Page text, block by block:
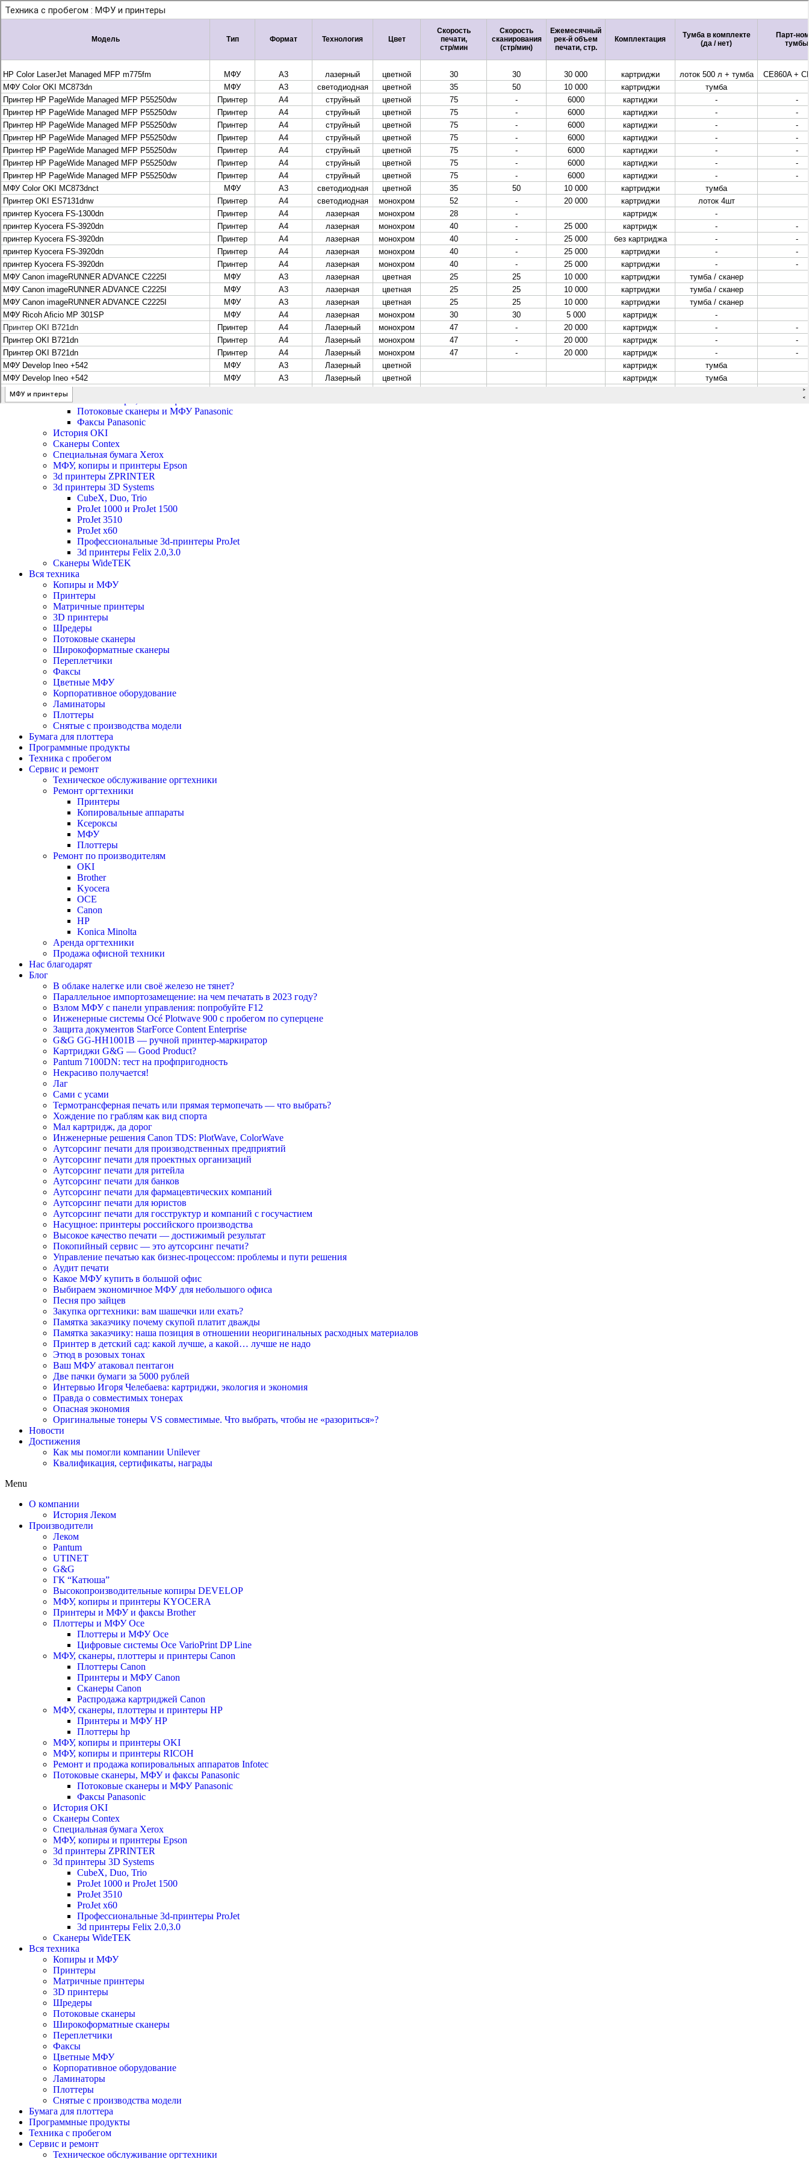
Рассчитать и заказать
Рассчитать и заказать
О компании
История Леком
Производители
Леком
Pantum
UTINET
G&G
ГК “Катюша”
Высокопроизводительные копиры DEVELOP
МФУ, копиры и принтеры KYOCERA
Принтеры и МФУ и факсы Brother
Плоттеры и МФУ Oce
Плоттеры и МФУ Oce
Цифровые системы Oce VarioPrint DP Line
МФУ, сканеры, плоттеры и принтеры Canon
Плоттеры Canon
Принтеры и МФУ Canon
Сканеры Canon
Распродажа картриджей Canon
МФУ, сканеры, плоттеры и принтеры HP
Принтеры и МФУ HP
Плоттеры hp
МФУ, копиры и принтеры OKI
МФУ, копиры и принтеры RICOH
Ремонт и продажа копировальных аппаратов Infotec
Потоковые сканеры, МФУ и факсы Panasonic
Потоковые сканеры и МФУ Panasonic
Факсы Panasonic
История OKI
Сканеры Contex
Специальная бумага Xerox
МФУ, копиры и принтеры Epson
3d принтеры ZPRINTER
3d принтеры 3D Systems
CubeX, Duo, Trio
ProJet 1000 и ProJet 1500
ProJet 3510
ProJet x60
Профессиональные 3d-принтеры ProJet
3d принтеры Felix 2.0,3.0
Сканеры WideTEK
Вся техника
Копиры и МФУ
Принтеры
Матричные принтеры
3D принтеры
Шредеры
Потоковые сканеры
Широкоформатные сканеры
Переплетчики
Факсы
Цветные МФУ
Корпоративное оборудование
Ламинаторы
Плоттеры
Снятые с производства модели
Бумага для плоттера
Программные продукты
Техника с пробегом
Сервис и ремонт
Техническое обслуживание оргтехники
Ремонт оргтехники
Принтеры
Копировальные аппараты
Ксероксы
МФУ
Плоттеры
Ремонт по производителям
OKI
Brother
Kyocera
OCE
Canon
HP
Konica Minolta
Аренда оргтехники
Продажа офисной техники
Нас благодарят
Блог
В облаке налегке или своё железо не тянет?
Параллельное импортозамещение: на чем печатать в 2023 году?
Взлом МФУ с панели управления: попробуйте F12
Инженерные системы Océ Plotwave 900 с пробегом по суперцене
Защита документов StarForce Content Enterprise
G&G GG-HH1001B — ручной принтер-маркиратор
Картриджи G&G — Good Product?
Pantum 7100DN: тест на профпригодность
Некрасиво получается!
Лаг
Сами с усами
Термотрансферная печать или прямая термопечать — что выбрать?
Хождение по граблям как вид спорта
Мал картридж, да дорог
Инженерные решения Canon TDS: PlotWave, ColorWave
Аутсорсинг печати для производственных предприятий
Аутсорсинг печати для проектных организаций
Аутсорсинг печати для ритейла
Аутсорсинг печати для банков
Аутсорсинг печати для фармацевтических компаний
Аутсорсинг печати для юристов
Аутсорсинг печати для госструктур и компаний с госучастием
Насущное: принтеры российского производства
Высокое качество печати — достижимый результат
Покопийный сервис — это аутсорсинг печати?
Управление печатью как бизнес-процессом: проблемы и пути решения
Аудит печати
Какое МФУ купить в большой офис
Выбираем экономичное МФУ для небольшого офиса
Песня про зайцев
Закупка оргтехники: вам шашечки или ехать?
Памятка заказчику почему скупой платит дважды
Памятка заказчику: наша позиция в отношении неоригинальных расходных материалов
Принтер в детский сад: какой лучше, а какой… лучше не надо
Этюд в розовых тонах
Ваш МФУ атаковал пентагон
Две пачки бумаги за 5000 рублей
Интервью Игоря Челебаева: картриджи, экология и экономия
Правда о совместимых тонерах
Опасная экономия
Оригинальные тонеры VS совместимые. Что выбрать, чтобы не «разориться»?
Новости
Достижения
Как мы помогли компании Unilever
Квалификация, сертификаты, награды
Menu
О компании
История Леком
Производители
Леком
Pantum
UTINET
G&G
ГК “Катюша”
Высокопроизводительные копиры DEVELOP
МФУ, копиры и принтеры KYOCERA
Принтеры и МФУ и факсы Brother
Плоттеры и МФУ Oce
Плоттеры и МФУ Oce
Цифровые системы Oce VarioPrint DP Line
МФУ, сканеры, плоттеры и принтеры Canon
Плоттеры Canon
Принтеры и МФУ Canon
Сканеры Canon
Распродажа картриджей Canon
МФУ, сканеры, плоттеры и принтеры HP
Принтеры и МФУ HP
Плоттеры hp
МФУ, копиры и принтеры OKI
МФУ, копиры и принтеры RICOH
Ремонт и продажа копировальных аппаратов Infotec
Потоковые сканеры, МФУ и факсы Panasonic
Потоковые сканеры и МФУ Panasonic
Факсы Panasonic
История OKI
Сканеры Contex
Специальная бумага Xerox
МФУ, копиры и принтеры Epson
3d принтеры ZPRINTER
3d принтеры 3D Systems
CubeX, Duo, Trio
ProJet 1000 и ProJet 1500
ProJet 3510
ProJet x60
Профессиональные 3d-принтеры ProJet
3d принтеры Felix 2.0,3.0
Сканеры WideTEK
Вся техника
Копиры и МФУ
Принтеры
Матричные принтеры
3D принтеры
Шредеры
Потоковые сканеры
Широкоформатные сканеры
Переплетчики
Факсы
Цветные МФУ
Корпоративное оборудование
Ламинаторы
Плоттеры
Снятые с производства модели
Бумага для плоттера
Программные продукты
Техника с пробегом
Сервис и ремонт
Техническое обслуживание оргтехники